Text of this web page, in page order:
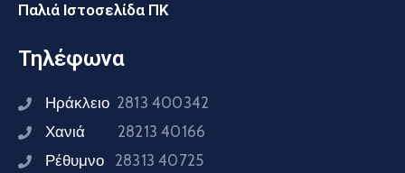
Παλιά Ιστοσελίδα ΠΚ
Τηλέφωνα
Ηράκλειο 2813 400342
Χανιά 28213 40166
Ρέθυμνο 28313 40725